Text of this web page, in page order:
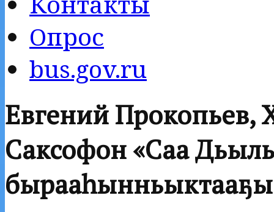
Опрос
bus.gov.ru
Евгений
Саксофон «Саҥа
бырааһынньыктааҕы